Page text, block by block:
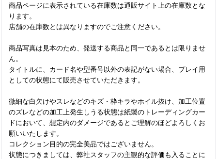
商品ページに表示されている在庫数は通販サイト上の在庫数とな
ります。
店舗の在庫数とは異なりますのでご注意ください。
商品写真は見本のため、発送する商品と同一であるとは限りませ
ん。
タイトルに、カード名や型番号以外の表記がない場合、プレイ用
としての状態にて販売させていただきます。
微細な白欠けやスレなどのキズ・枠キラやホイル抜け、加工位置
のズレなどの加工上発生しうる状態は紙製のトレーディングカー
ドにおいて、想定内のダメージであるとご理解のほどよろしくお
願いいたします。
コレクション目的の完全美品ではございません。
状態につきましては、弊社スタッフの主観的な評価も入ることに